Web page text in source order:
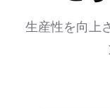
生産性を向上